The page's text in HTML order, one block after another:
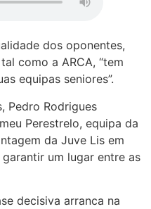
dos oponentes,
como a ARCA, “tem
equipas seniores”.
Pedro Rodrigues
Perestrelo, equipa da
da Juve Lis em
um lugar entre as
decisiva arranca na